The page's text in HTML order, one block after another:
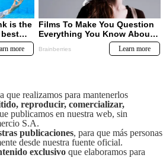
realizamos para mantenerlos
reproducir, comercializar,
publicamos en nuestra web, sin
S.A.
publicaciones, para que más personas
desde nuestra fuente oficial.
exclusivo que elaboramos para